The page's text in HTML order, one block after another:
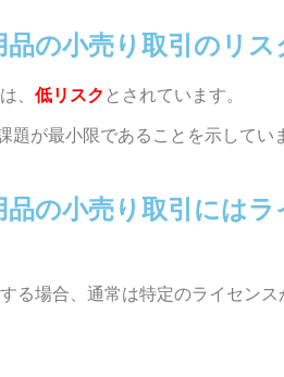
の小売り取引のリス
、 低リスク とされています。
が最小限であることを示してい
の小売り取引には
る場合、通常は特定のライセンス